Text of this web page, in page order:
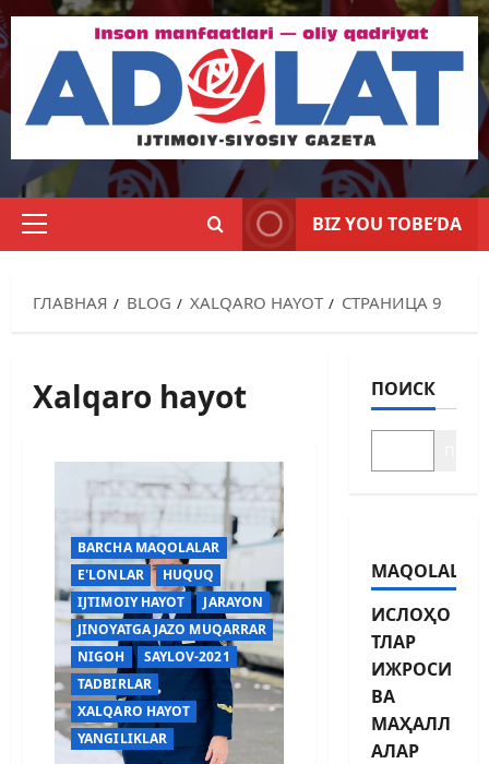
BIZ YOU TOBE’DA
ГЛАВНАЯ BLOG XALQARO HAYOT СТРАНИЦА 9
Xalqaro hayot
BARCHA MAQOLALAR
E'LONLAR
HUQUQ
IJTIMOIY HAYOT
JARAYON
JINOYATGA JAZO MUQARRAR
NIGOH
SAYLOV-2021
TADBIRLAR
XALQARO HAYOT
YANGILIKLAR
ПОИСК
MAQOLALAR
ИСЛОҲО
ТЛАР
ИЖРОСИ
ВА
МАҲАЛЛ
АЛАР